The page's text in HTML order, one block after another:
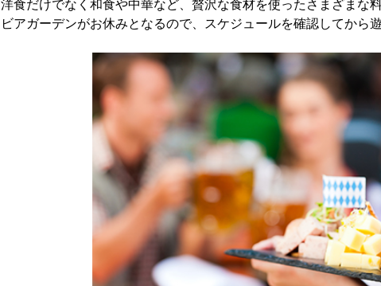
洋食だけでなく和食や中華など、贅沢な食材を使ったさまざまな
ビアガーデンがお休みとなるので、スケジュールを確認してから